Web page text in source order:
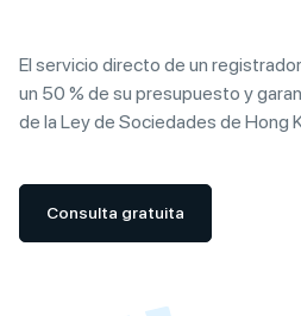
El servicio directo de un
un 50 % de su presupuesto y
de la Ley de Sociedades de Hong
Consulta gratuita